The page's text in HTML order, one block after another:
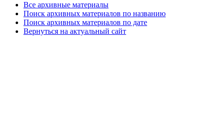
Все архивные материалы
Поиск архивных материалов по названию
Поиск архивных материалов по дате
Вернуться на актуальный сайт